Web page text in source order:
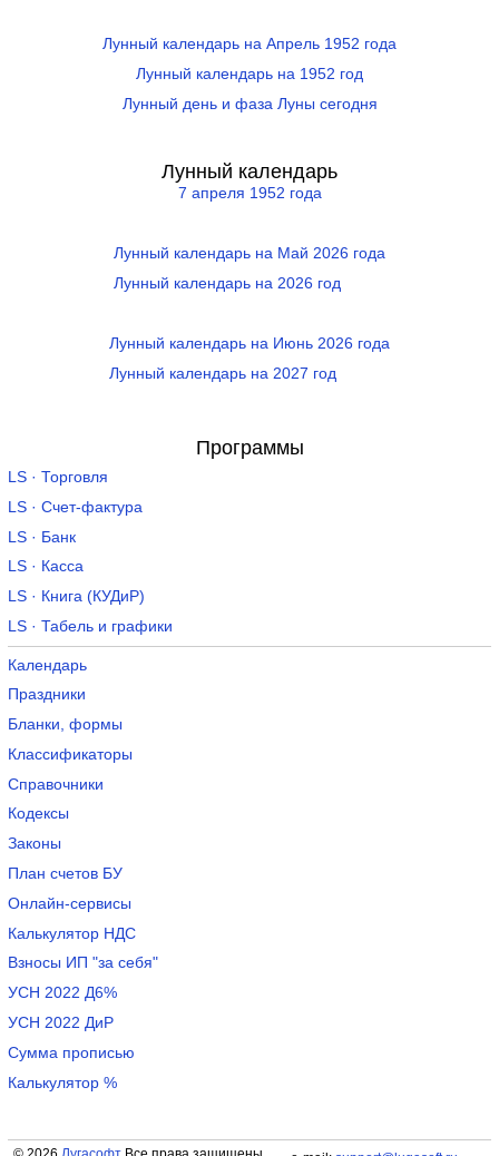
Лунный календарь на Апрель 1952 года
Лунный календарь на 1952 год
Лунный день и фаза Луны сегодня
Лунный календарь
7 апреля 1952 года
Лунный календарь на Май 2026 года
Лунный календарь на 2026 год
Лунный календарь на Июнь 2026 года
Лунный календарь на 2027 год
Программы
LS · Торговля
LS · Счет-фактура
LS · Банк
LS · Касса
LS · Книга (КУДиР)
LS · Табель и графики
Календарь
Праздники
Бланки, формы
Классификаторы
Справочники
Кодексы
Законы
План счетов БУ
Онлайн-сервисы
Калькулятор НДС
Взносы ИП "за себя"
УСН 2022 Д6%
УСН 2022 ДиР
Сумма прописью
Калькулятор %